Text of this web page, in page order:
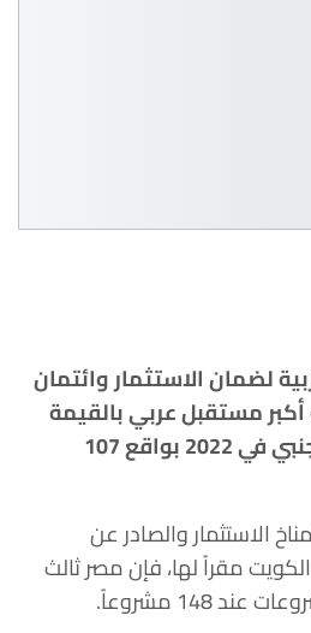
لضمان الاستثمار وائتمان
مستقبل عربي بالقيمة
لمشاريع الاستثمار الأجنبي في 2022 بواقع 107
الاستثمار والصادر عن
مقراً لها، فإن مصر ثالث
148 مشروعاً.